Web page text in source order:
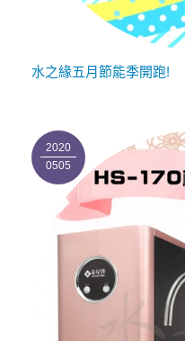
水之緣五月節能季開跑!
2020
0505